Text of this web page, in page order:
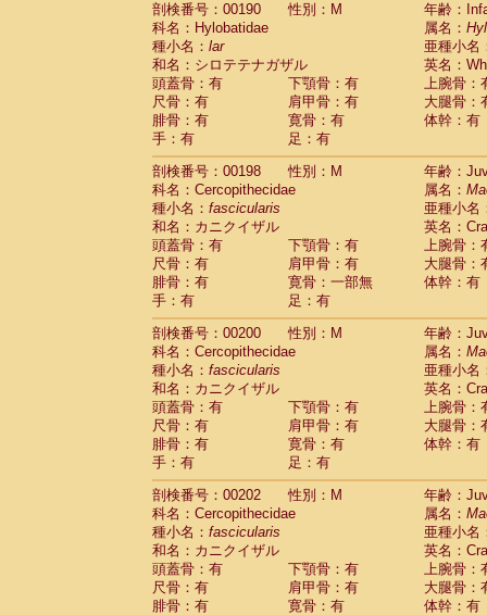
剖検番号：00190
性別：M
年齢：
科名：Hylobatidae
属名：
種小名： lar
亜種小名
和名：シロテテナガザル
英名：
頭蓋骨：有
下顎骨：有
上腕骨：
尺骨：有
肩甲骨：有
大腿骨：
腓骨：有
寛骨：有
体幹：有
手：有
足：有
剖検番号：00198
性別：M
年齢：
科名：Cercopithecidae
属名：
種小名： fascicularis
亜種小名
和名：カニクイザル
英名：
頭蓋骨：有
下顎骨：有
上腕骨：
尺骨：有
肩甲骨：有
大腿骨：
腓骨：有
寛骨：一部無
体幹：有
手：有
足：有
剖検番号：00200
性別：M
年齢：
科名：Cercopithecidae
属名：
種小名： fascicularis
亜種小名
和名：カニクイザル
英名：
頭蓋骨：有
下顎骨：有
上腕骨：
尺骨：有
肩甲骨：有
大腿骨：
腓骨：有
寛骨：有
体幹：有
手：有
足：有
剖検番号：00202
性別：M
年齢：
科名：Cercopithecidae
属名：
種小名： fascicularis
亜種小名
和名：カニクイザル
英名：
頭蓋骨：有
下顎骨：有
上腕骨：
尺骨：有
肩甲骨：有
大腿骨：
腓骨：有
寛骨：有
体幹：有